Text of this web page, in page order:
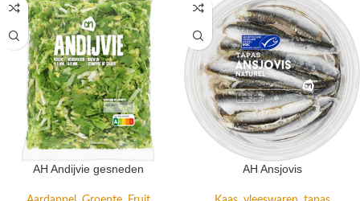
AH Andijvie gesneden AH Ansjovis